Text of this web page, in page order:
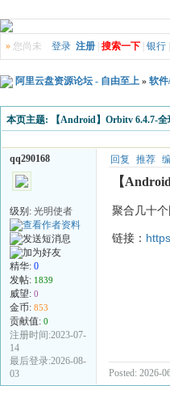
» 您尚未 登录 注册 搜索一下 银行
阿里云盘资源论坛 - 自由至上 » 软
本页主题: 【Android】Orbitv 6.4.7-
qq290168
级别: 光明使者
精华: 0
发帖: 1839
威望: 0
金币: 853
贡献值: 0
注册时间:2023-07-
14
最后登录:2026-08-
03
回复 推荐
【
聚合几十
链接：
Posted: 2026-